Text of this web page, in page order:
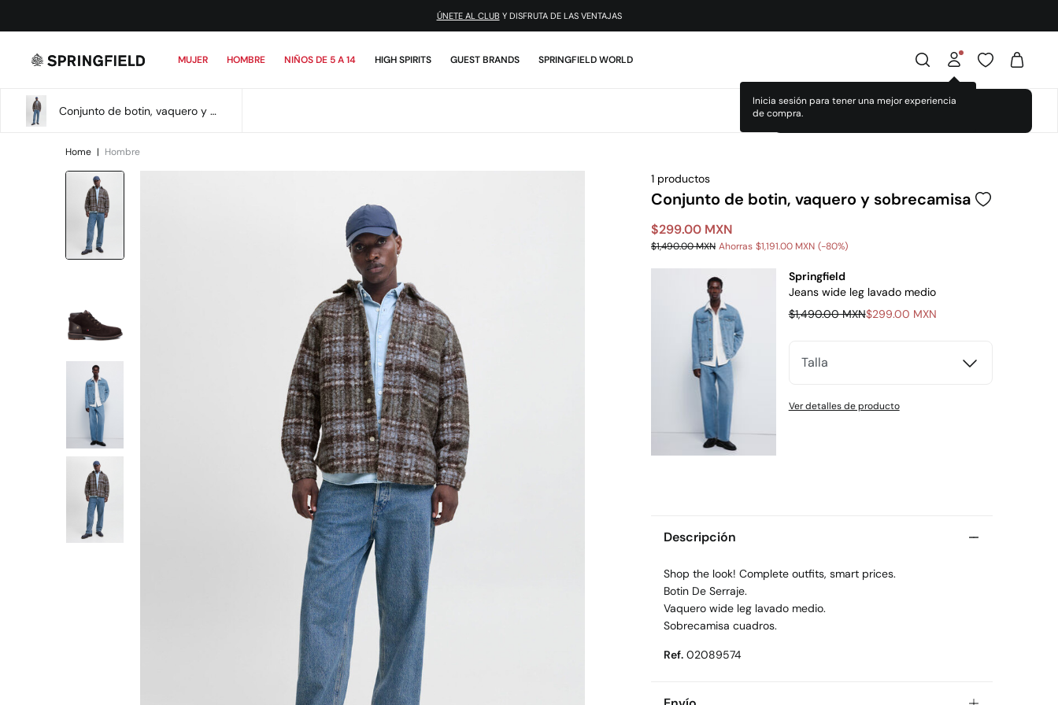
ÚNETE AL CLUB Y DISFRUTA DE LAS VENTAJAS
MUJER HOMBRE NIÑOS DE 5 A 14 HIGH SPIRITS GUEST BRANDS SPRINGFIELD WORLD
Inicia sesión para tener una mejor experiencia
de compra.
Conjunto de botin, vaquero y sobrecamisa SELECCIONAR TALLAS
Home | Hombre
1 productos
Conjunto de botin, vaquero y sobrecamisa
$299.00 MXN
$1,490.00 MXN Ahorras $1,191.00 MXN 80
Springfield
Jeans wide leg lavado medio
$299.00 MXN
$1,490.00 MXN
Talla
Ver detalles de producto
Descripción
Shop the look! Complete outfits, smart prices.
Botin De Serraje.
Vaquero wide leg lavado medio.
Sobrecamisa cuadros.
Ref. 02089574